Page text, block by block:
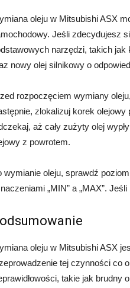
oleju w Mitsubishi ASX
Jeśli zdecydujesz
narzędzi, takich
nowy olej silnikowy o
rozpoczęciem wymiany
zlokalizuj korek
aż cały zużyty olej
z powrotem.
wymianie oleju, sprawdź
„MIN” a „MAX”.
oleju w Mitsubishi ASX
tej czynności co
takie jak brudny